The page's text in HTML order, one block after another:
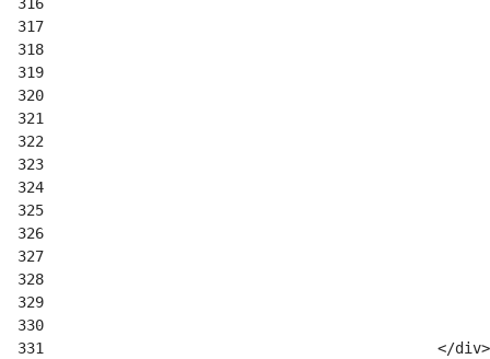
316
317
318
319
320
321
322
323
324
325
326
327
328
329
330
331